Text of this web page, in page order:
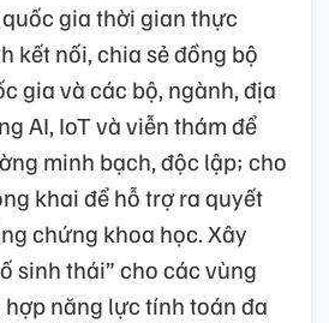
gia thời gian thực
kết nối, chia sẻ đồng bộ
gia và các bộ, ngành, địa
AI, IoT và viễn thám để
minh bạch, độc lập; cho
khai để hỗ trợ ra quyết
chứng khoa học. Xây
sinh thái” cho các vùng
năng lực tính toán đa